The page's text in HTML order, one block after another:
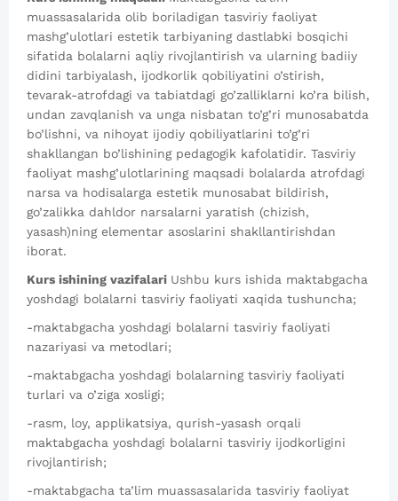
muassasalarida olib boriladigan tasviriy faoliyat
mashg’ulotlari estetik tarbiyaning dastlabki bosqichi
sifatida bolalarni aqliy rivojlantirish va ularning badiiy
didini tarbiyalash, ijodkorlik qobiliyatini o’stirish,
tevarak-atrofdagi va tabiatdagi go’zalliklarni ko’ra bilish,
undan zavqlanish va unga nisbatan to’g’ri munosabatda
bo’lishni, va nihoyat ijodiy qobiliyatlarini to’g’ri
shakllangan bo’lishining pedagogik kafolatidir. Tasviriy
faoliyat mashg’ulotlarining maqsadi bolalarda atrofdagi
narsa va hodisalarga estetik munosabat bildirish,
go’zalikka dahldor narsalarni yaratish (chizish,
yasash)ning elementar asoslarini shakllantirishdan
iborat.
Kurs ishining vazifalari Ushbu kurs ishida maktabgacha
yoshdagi bolalarni tasviriy faoliyati xaqida tushuncha;
-maktabgacha yoshdagi bolalarni tasviriy faoliyati
nazariyasi va metodlari;
-maktabgacha yoshdagi bolalarning tasviriy faoliyati
turlari va o’ziga xosligi;
-rasm, loy, applikatsiya, qurish-yasash orqali
maktabgacha yoshdagi bolalarni tasviriy ijodkorligini
rivojlantirish;
-maktabgacha ta’lim muassasalarida tasviriy faoliyat